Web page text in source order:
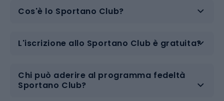
Cos'è lo Sportano Club?
L'iscrizione allo Sportano Club è gratuita?
Chi può aderire al programma fedeltà
Sportano Club?